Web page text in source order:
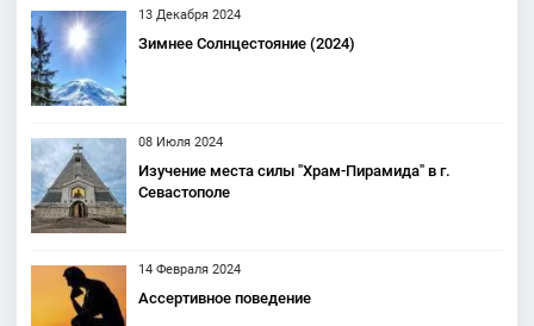
13 Декабря 2024
Зимнее Солнцестояние (2024)
08 Июля 2024
Изучение места силы "Храм-Пирамида" в г.
Севастополе
14 Февраля 2024
Ассертивное поведение